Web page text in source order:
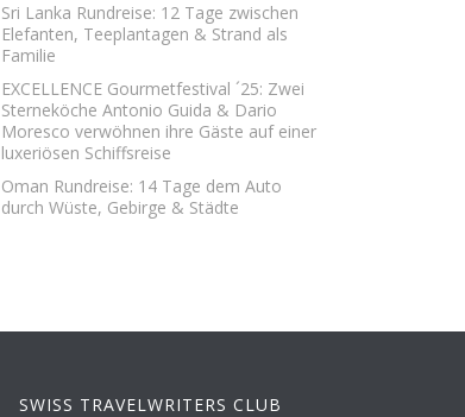
Sri Lanka Rundreise: 12 Tage zwischen
Elefanten, Teeplantagen & Strand als
Familie
EXCELLENCE Gourmetfestival ´25: Zwei
Sterneköche Antonio Guida & Dario
Moresco verwöhnen ihre Gäste auf einer
luxeriösen Schiffsreise
Oman Rundreise: 14 Tage dem Auto
durch Wüste, Gebirge & Städte
SWISS TRAVELWRITERS CLUB